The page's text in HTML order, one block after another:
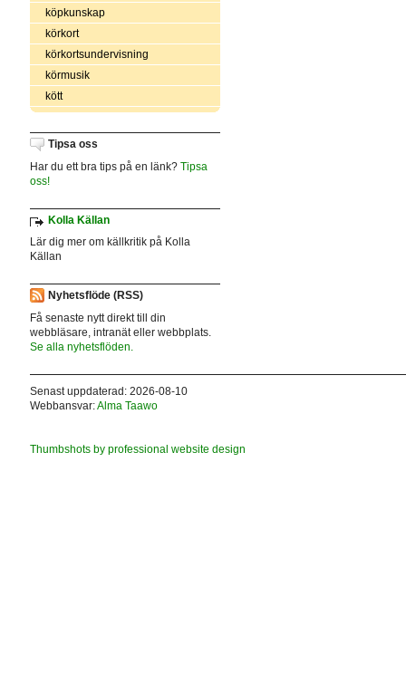
köpkunskap
körkort
körkortsundervisning
körmusik
kött
Tipsa oss
Har du ett bra tips på en länk? Tipsa
oss!
Kolla Källan
Lär dig mer om källkritik på Kolla
Källan
Nyhetsflöde (RSS)
Få senaste nytt direkt till din
webbläsare, intranät eller webbplats.
Se alla nyhetsflöden.
Senast uppdaterad: 2026-08-10
Webbansvar:Alma Taawo
Thumbshots by professional website design